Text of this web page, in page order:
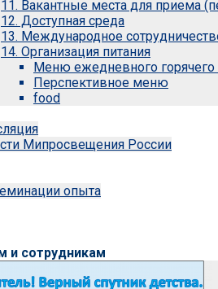
11. Вакантные места для приема
12. Доступная среда
13. Международное
14. Организация питания
Меню ежедневного горячего
Перспективное меню
food
Мипросвещения России
опыта
и сотрудникам